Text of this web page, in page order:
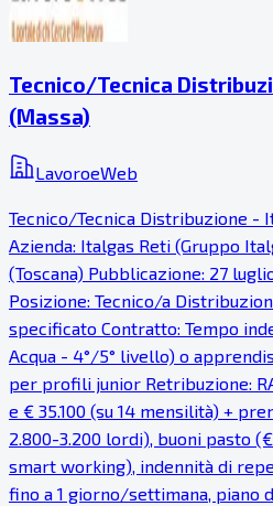
Tecnico/Tecnica
(Massa)
LavoroeWeb
Tecnico/Tecnica Distribuzione -
Azienda: Italgas Reti (Gruppo
(Toscana) Pubblicazione: 27
Posizione: Tecnico/a
specificato Contratto: Tempo
Acqua - 4°/5° livello) o
per profili junior Retribuzione:
e € 35.100 (su 14 mensilità) +
2.800-3.200 lordi), buoni pasto
smart working), indennità di
fino a 1 giorno/settimana, piano